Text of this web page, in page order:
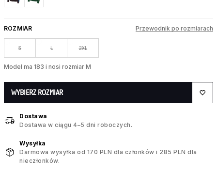
ROZMIAR Przewodnik po rozmiarach
S L 2XL
Model ma 183 i nosi rozmiar M
WYBIERZ ROZMIAR
Dostawa
Dostawa w ciągu 4–5 dni roboczych.
Wysyłka
Darmowa wysyłka od 170 PLN dla członków i 285 PLN dla
nieczłonków.